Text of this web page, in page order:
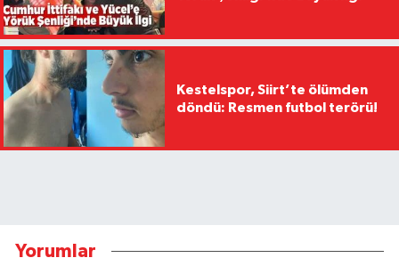
Kestelspor, Siirt’te ölümden
döndü: Resmen futbol terörü!
Yorumlar